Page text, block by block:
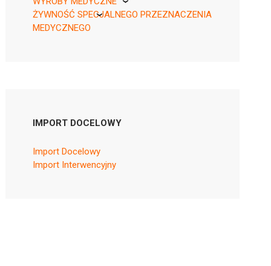
KikGel
ŻYWNOŚĆ SPECJALNEGO PRZEZNACZENIA
MEDYCZNEGO
IMPORT DOCELOWY
Import Docelowy
Import Interwencyjny